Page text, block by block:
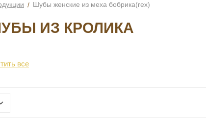
Шубы женские из меха бобрика(rex)
ИЗ КРОЛИКА
все